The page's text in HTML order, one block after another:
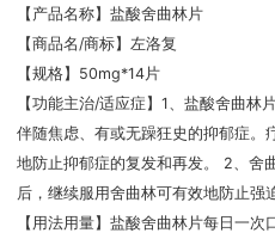
【产品名称】盐酸舍曲林片
【商品名/商标】左洛复
【规格】50mg*14片
【功能主治/适应症】1、盐酸舍曲
伴随焦虑、有或无躁狂史的抑郁症。
地防止抑郁症的复发和再发。 2、舍
后，继续服用舍曲林可有效地防止强
【用法用量】盐酸舍曲林片每日一